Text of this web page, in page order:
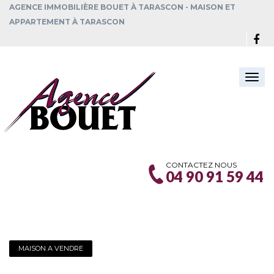
AGENCE IMMOBILIÈRE BOUET À TARASCON - MAISON ET
APPARTEMENT À TARASCON
CONTACTEZ NOUS
04 90 91 59 44
MAISON A VENDRE